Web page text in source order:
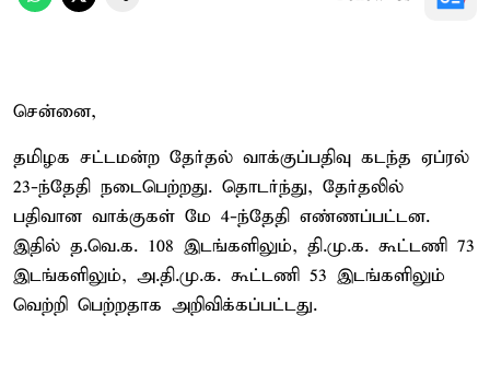
சென்னை,
தமிழக சட்டமன்ற தேர்தல் வாக்குப்பதிவு கடந்த ஏப்ரல்
23-ந்தேதி நடைபெற்றது. தொடர்ந்து, தேர்தலில்
பதிவான வாக்குகள் மே 4-ந்தேதி எண்ணப்பட்டன.
இதில் த.வெ.க. 108 இடங்களிலும், தி.மு.க. கூட்டணி 73
இடங்களிலும், அ.தி.மு.க. கூட்டணி 53 இடங்களிலும்
வெற்றி பெற்றதாக அறிவிக்கப்பட்டது.